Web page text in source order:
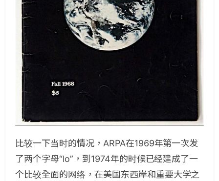
比较一下当时的情况，ARPA在1969年第一次发
了两个字母“lo”，到1974年的时候已经建成了一
个比较全面的网络，在美国东西岸和重要大学之